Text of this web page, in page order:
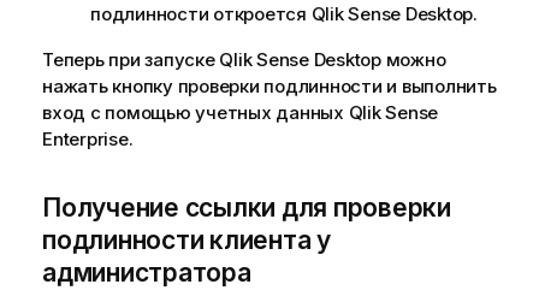
подлинности откроется Qlik Sense Desktop.
Теперь при запуске Qlik Sense Desktopможно
нажать кнопку проверки подлинности и выполнить
вход с помощью учетных данных Qlik Sense
Enterprise.
Получение ссылки для проверки
подлинности клиента у
администратора